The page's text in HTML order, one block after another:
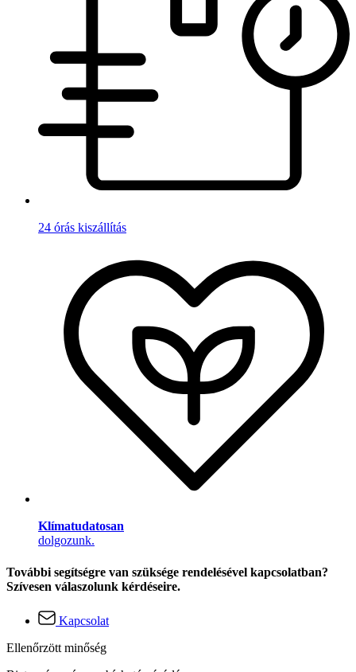
24 órás kiszállítás
Klímatudatosan
dolgozunk.
További segítségre van szüksége rendelésével kapcsolatban?
Szívesen válaszolunk kérdéseire.
Kapcsolat
Ellenőrzött minőség